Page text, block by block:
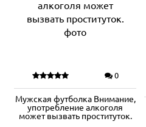
0
Мужская футболка Внимание,
употребление алкоголя
может вызвать проституток.